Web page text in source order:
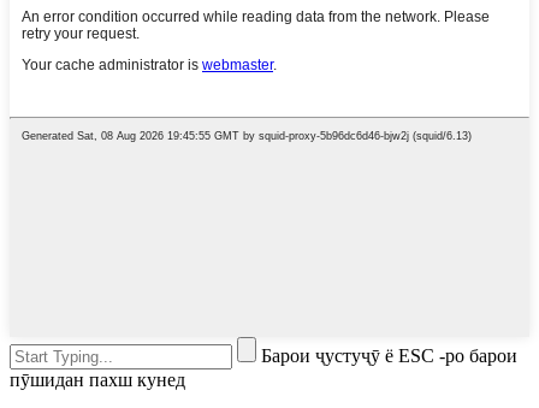
Барои ҷустуҷӯ ё ESC -ро барои
пӯшидан пахш кунед